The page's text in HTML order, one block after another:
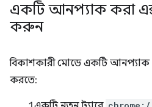
একটি আনপ্যাক করা
করুন
বিকাশকারী মোডে একটি
করতে: